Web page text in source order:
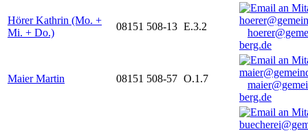
Hörer Kathrin (Mo. +
Mi. + Do.)
08151 508-13 E.3.2
berg.de
Maier Martin 08151 508-57 O.1.7
berg.de